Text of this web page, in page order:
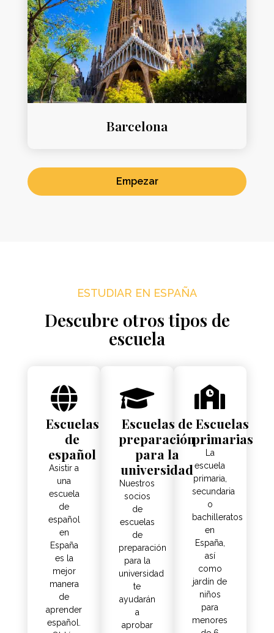
Barcelona
Empezar
ESTUDIAR EN ESPAÑA
Descubre otros tipos de
escuela
Escuelas
de
español
Asistir a
una
escuela
de
español
en
España
es la
mejor
manera
de
aprender
español.
Escuelas de
preparación
para la
universidad
Nuestros
socios
de
escuelas
de
preparación
para la
universidad
te
ayudarán
a
aprobar
Escuelas
primarias
La
escuela
primaria,
secundaria
o
bachilleratos
en
España,
así
como
jardín de
niños
para
menores